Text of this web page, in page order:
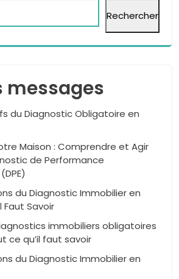
Rechercher
messages
du Diagnostic Obligatoire en
Maison : Comprendre et Agir
de Performance
du Diagnostic Immobilier en
Faut Savoir
immobiliers obligatoires
ce qu’il faut savoir
du Diagnostic Immobilier en